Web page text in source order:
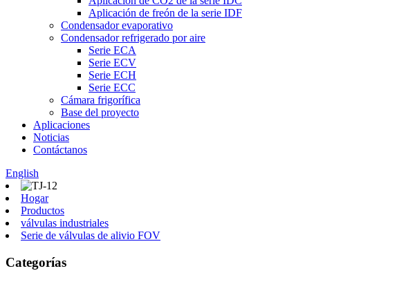
Aplicación de freón de la serie IDF
Condensador evaporativo
Condensador refrigerado por aire
Serie ECA
Serie ECV
Serie ECH
Serie ECC
Cámara frigorífica
Base del proyecto
Aplicaciones
Noticias
Contáctanos
English
Hogar
Productos
válvulas industriales
Serie de válvulas de alivio FOV
Categorías